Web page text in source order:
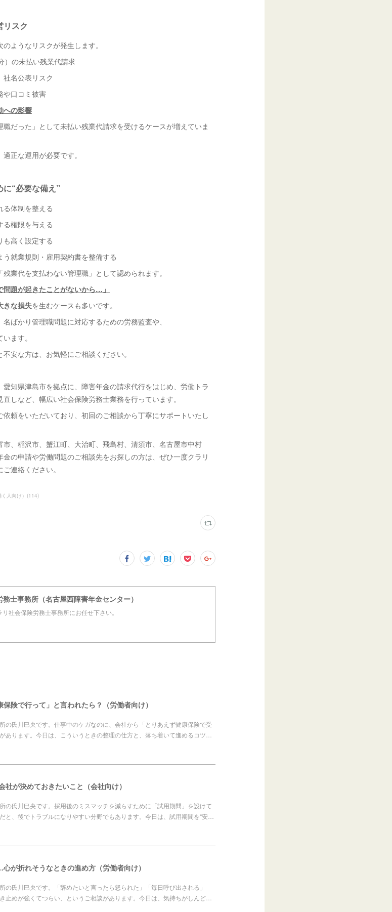
リスク
ようなリスクが発生します。
）の未払い残業代請求
社名公表リスク
や口コミ被害
への影響
だった」として未払い残業代請求を受けるケースが増えていま
正な運用が必要です。
“必要な備え”
る体制を整える
る権限を与える
も高く設定する
う就業規則・雇用契約書を整備する
業代を支払わない管理職」として認められます。
題が起きたことがないから…」
きな損失を生むケースも多いです。
ばかり管理職問題に対応するための労務監査や、
ます。
安な方は、お気軽にご相談ください。
知県津島市を拠点に、障害年金の請求代行をはじめ、労働トラ
しなど、幅広い社会保険労務士業務を行っています。
頼をいただいており、初回のご相談から丁寧にサポートいたし
、稲沢市、蟹江町、大治町、飛島村、清須市、名古屋市中村
の申請や労働問題のご相談先をお探しの方は、ぜひ一度クラリ
連絡ください。
人向け） (114)
士事務所（名古屋西障害年金センター）
社会保険労務士事務所にお任せ下さい。
険で行って」と言われたら？（労働者向け）
の氏川巳央です。仕事中のケガなのに、会社から「とりあえず健康保険で受
あります。今日は、こういうときの整理の仕方と、落ち着いて進めるコツ…
が決めておきたいこと（会社向け）
の氏川巳央です。採用後のミスマッチを減らすために「試用期間」を設けて
と、後でトラブルになりやすい分野でもあります。今日は、試用期間を“安…
が折れそうなときの進め方（労働者向け）
の氏川巳央です。「辞めたいと言ったら怒られた」「毎日呼び出される」
止めが強くてつらい、というご相談があります。今日は、気持ちがしんど…